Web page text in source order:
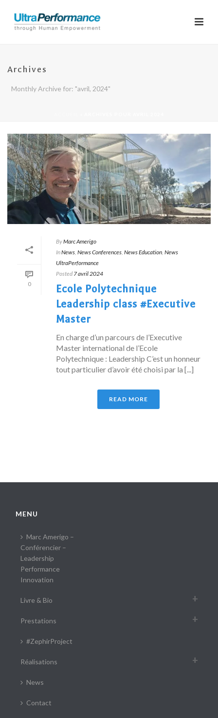
Archives
Monthly Archive for: "avril, 2024"
0
ByMarc Amerigo
InNews News Conferences News Education News
UltraPerformance
Posted 7 avril 2024
Ecole Polytechnique
Leadership class #Executive
Master
En charge d’un parcours de l’Executive
Master international de l’Ecole
Polytechnique : Leadership C’est un honneur
tout particulier d’avoir été choisi par la [...]
READ MORE
MENU
Marc Amerigo –
Conférencier –
Leadership
Performance
Innovation
Livre & Bio
Prestations
#ZephirProject
Réalisations
News
Contact